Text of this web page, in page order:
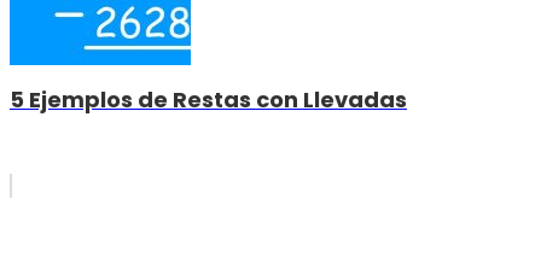
5 Ejemplos de Restas con Llevadas